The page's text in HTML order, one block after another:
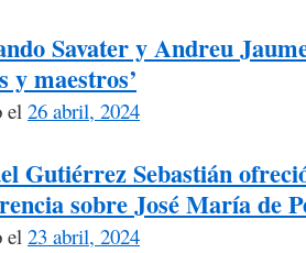
Savater y Andreu
y maestros’
el 26 abril, 2024
Gutiérrez Sebastián
sobre José María de
el 23 abril, 2024